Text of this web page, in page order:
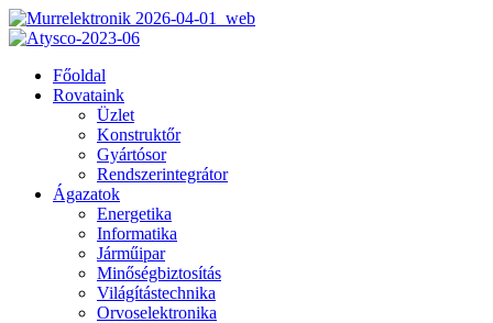
Főoldal
Rovataink
Üzlet
Konstruktőr
Gyártósor
Rendszerintegrátor
Ágazatok
Energetika
Informatika
Járműipar
Minőségbiztosítás
Világítástechnika
Orvoselektronika